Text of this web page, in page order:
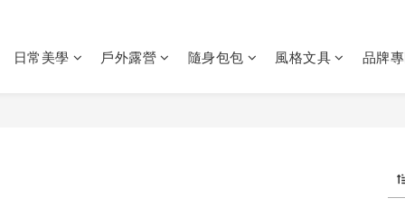
日常美學 戶外露營 隨身包包 風格文具 品牌